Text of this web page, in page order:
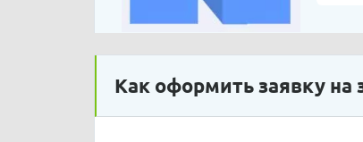
Как оформить заявку на